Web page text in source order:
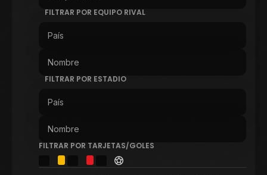
FILTRAR POR EQUIPO RIVAL
FILTRAR POR ESTADIO
FILTRAR POR TARJETAS/GOLES